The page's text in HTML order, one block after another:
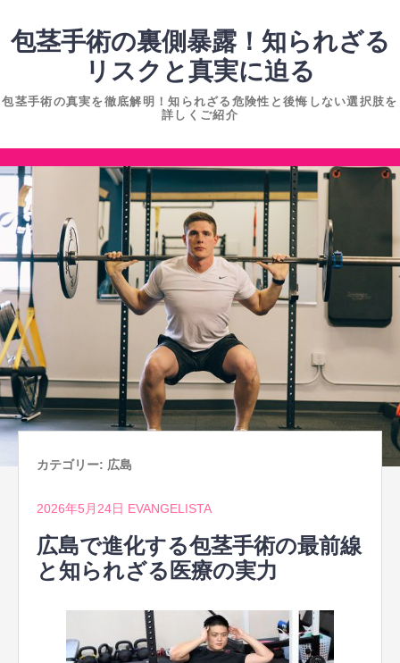
ン
ツ
キ
プ
包茎手術の裏側暴露！知られざる
リスクと真実に迫る
包茎手術の真実を徹底解明！知られざる危険性と後悔しない選択肢を
詳しくご紹介
コ
ン
テ
ン
ツ
へ
ス
キ
ッ
プ
カテゴリー: 広島
2026年5月24日 EVANGELISTA
広島で進化する包茎手術の最前線
と知られざる医療の実力